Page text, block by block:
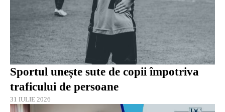
Sportul unește sute de copii împotriva
traficului de persoane
31 IULIE 2026